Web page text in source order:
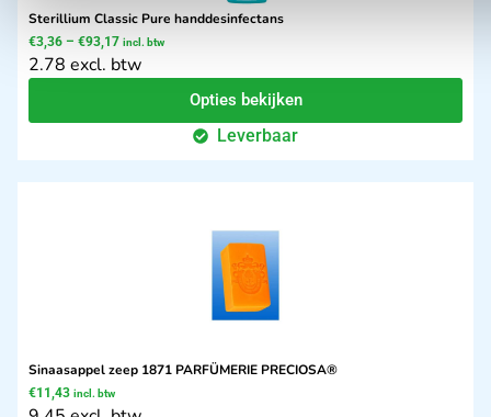
Sterillium Classic Pure handdesinfectans
€3,36 – €93,17 incl. btw
2.78 excl. btw
Opties bekijken
Leverbaar
Sinaasappel zeep 1871 PARFÜMERIE PRECIOSA®
€11,43 incl. btw